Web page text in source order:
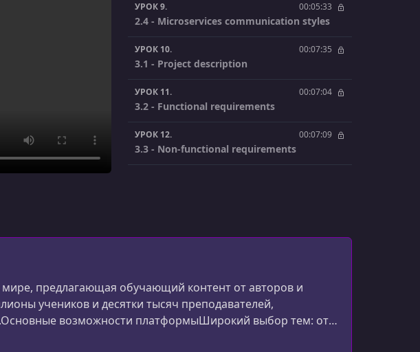
УРОК 9. 00:05:33
2.4 - Microservices communication styles
УРОК 10. 00:07:35
3.1 - Project description
УРОК 11. 00:07:04
3.2 - Functional requirements
УРОК 12. 00:07:09
3.3 - Non-functional requirements
3.5 - Project architecture
УРОК 16.
4.1 - Local dev tools
предлагающая обучающий контент от авторов и
учеников и десятки тысяч преподавателей,
возможности платформыШирокий выбор тем: от
и личной эффективности.Глобальное сообщество